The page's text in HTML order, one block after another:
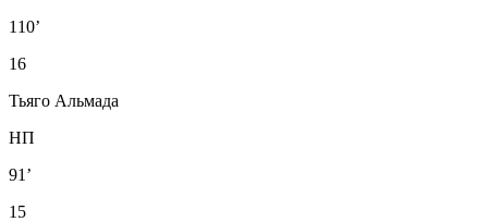
110’
16
Тьяго Альмада
НП
91’
15